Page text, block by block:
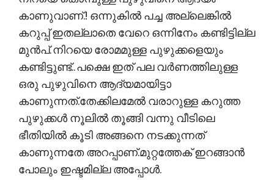
കാണുവാണ്.! ഒന്നുകിൽ പച്ച അല്ലെങ്കിൽ
കറുപ്പ് ഇതല്ലാതെ വേറെ ഒന്നിനേം കണ്ടിട്ടില്ല
മുൻപ്. നിറയെ രോമമുള്ള പുഴുക്കളെയും
കണ്ടിട്ടുണ്ട്.. പക്ഷെ ഇത് പല വർണത്തിലുള്ള
ഒരു പുഴുവിനെ ആദ്യമായിട്ടാ
കാണുന്നത്.തേക്കിലമേൽ വരാറുള്ള കറുത്ത
പുഴുക്കൾ നൂലിൽ തൂങ്ങി വന്നു വീടിലെ
ഭീതിയിൽ കൂടി അങ്ങനെ നടക്കുന്നത്
കാണുന്നതേ അറപ്പാണ്.മുറ്റത്തേക് ഇറങ്ങാൻ
പോലും ഇഷ്ടമില്ല അപ്പോൾ.